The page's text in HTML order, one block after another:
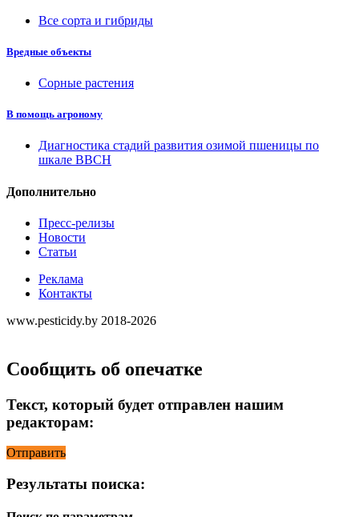
Все сорта и гибриды
Вредные объекты
Сорные растения
В помощь агроному
Диагностика стадий развития озимой пшеницы по
шкале ВВСН
Дополнительно
Пресс-релизы
Новости
Статьи
Реклама
Контакты
www.pesticidy.by 2018-2026
Сообщить об опечатке
Текст, который будет отправлен нашим
редакторам:
Отправить
Результаты поиска: